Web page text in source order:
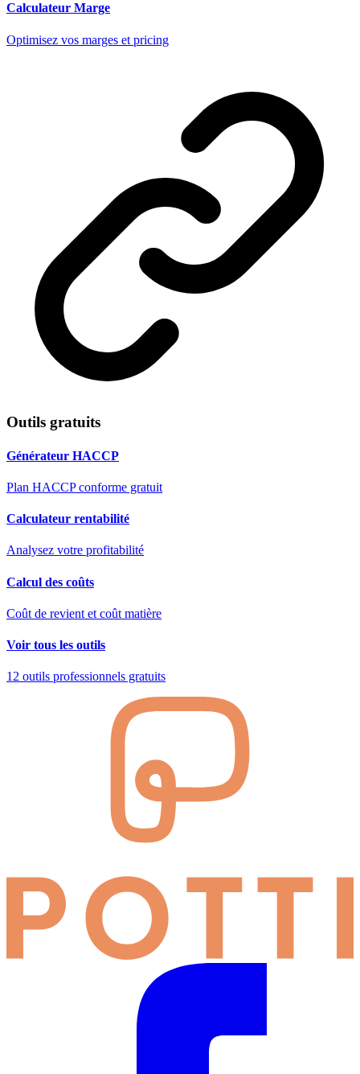
Calculateur Marge
Optimisez vos marges et pricing
Outils gratuits
Générateur HACCP
Plan HACCP conforme gratuit
Calculateur rentabilité
Analysez votre profitabilité
Calcul des coûts
Coût de revient et coût matière
Voir tous les outils
12 outils professionnels gratuits